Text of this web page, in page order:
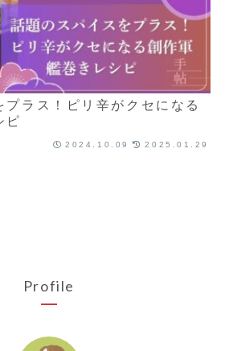
プラス！ピリ辛がクセになる
ピ
2024.10.09 2025.01.29
Profile